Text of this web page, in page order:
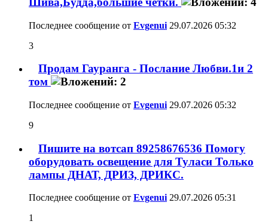
Последнее сообщение от Evgenui 29.07.2026 05:32
3
Продам Гауранга - Послание Любви.1и 2
том
Последнее сообщение от Evgenui 29.07.2026 05:32
9
Пишите на вотсап 89258676536 Помогу
оборудовать освещение для Туласи Только
лампы ДНАТ, ДРИЗ, ДРИКС.
Последнее сообщение от Evgenui29.07.2026 05:31
1